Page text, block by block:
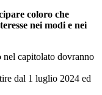
coloro che
nei modi e nei
nel capitolato dovranno
dal 1 luglio 2024 ed